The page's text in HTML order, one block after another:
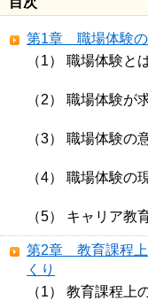
第1章 職場体験の
（1） 職場体験と
（2） 職場体験が
（3） 職場体験の
（4） 職場体験の
（5） キャリア教
第2章 教育課程上
くり
（1） 教育課程上